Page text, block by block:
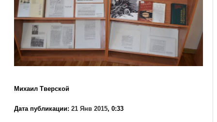
Михаил Тверской
Дата публикации: 21 Янв 2015, 0:33